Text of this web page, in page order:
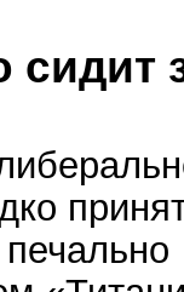
сидит